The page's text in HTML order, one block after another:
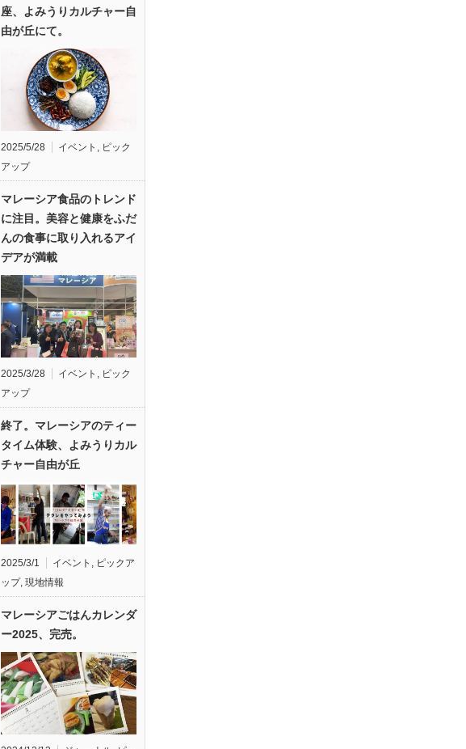
座、よみうりカルチャー自
由が丘にて。
2025/5/28 イベント , ピック
アップ
マレーシア食品のトレンド
に注目。美容と健康をふだ
んの食事に取り入れるアイ
デアが満載
2025/3/28 イベント
ピック
アップ
終了。マレーシアのティー
タイム体験、よみうりカル
チャー自由が丘
2025/3/1 イベント , ピックア
ップ, 現地情報
マレーシアごはんカレンダ
ー2025、完売。